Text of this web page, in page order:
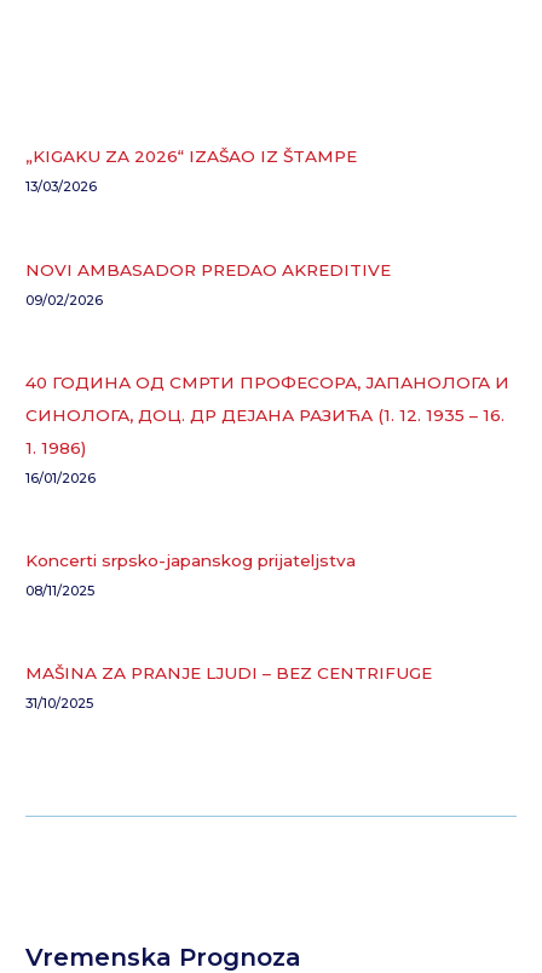
„KIGAKU ZA 2026“ IZAŠAO IZ ŠTAMPE
13/03/2026
NOVI AMBASADOR PREDAO AKREDITIVE
09/02/2026
40 ГОДИНА ОД СМРТИ ПРОФЕСОРА, ЈАПАНОЛОГА И
СИНОЛОГА, ДОЦ. ДР ДЕЈАНА РАЗИЋА (1. 12. 1935 – 16.
1. 1986)
16/01/2026
Koncerti srpsko-japanskog prijateljstva
08/11/2025
MAŠINA ZA PRANJE LJUDI – BEZ CENTRIFUGE
31/10/2025
Vremenska Prognoza